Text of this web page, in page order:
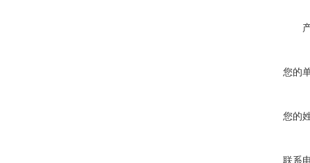
您的
您的
联系